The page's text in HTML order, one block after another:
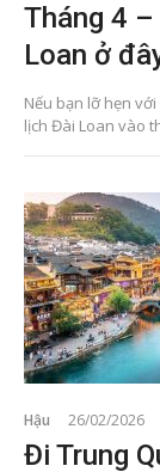
Tháng 4
Loan ở
Nếu bạn lỡ hẹn
lịch Đài Loan vào
Hậu 26/02/2026
Đi Trung